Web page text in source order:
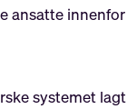
ansatte
systemet